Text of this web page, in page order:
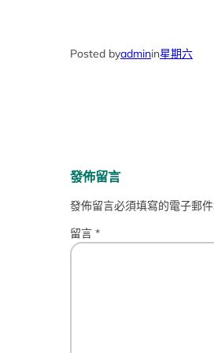
Posted byadminin星期六
發佈留言
發佈留言必須填寫的電子郵
留言 *